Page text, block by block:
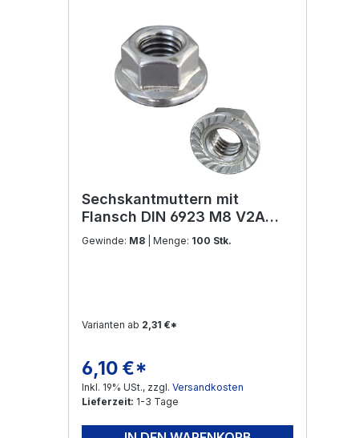
Sechskantmuttern mit
Flansch DIN 6923 M8 V2A
Edelstahl
Gewinde: M8 | Menge: 100 Stk.
Varianten ab 2,31 €*
Regulärer Preis:
6,10 €*
Inkl. 19% USt., zzgl. Versandkosten
Lieferzeit: 1-3 Tage